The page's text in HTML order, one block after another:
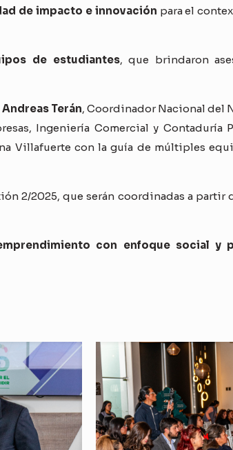
de impacto e innovación para el
de estudiantes, que brindaron
Andreas Terán, Coordinador Nacional del
Ingeniería Comercial y Contaduría
Villafuerte con la guía de múltiples
2/2025, que serán coordinadas a
con enfoque social y